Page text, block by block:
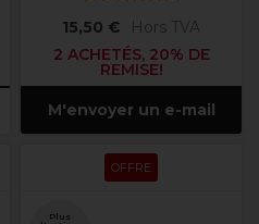
15,50 €
Hors TVA
2 ACHETÉS, 20% DE
REMISE!
M'envoyer un e-mail
OFFRE
Plus